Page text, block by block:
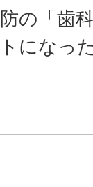
の「歯
になっ